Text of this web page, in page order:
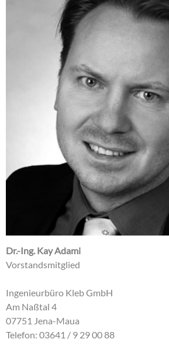
Dr.-Ing. Kay Adami
Vorstandsmitglied
Ingenieurbüro Kleb GmbH
Am Naßtal 4
07751 Jena-Maua
Telefon: 03641 / 9 29 00 88